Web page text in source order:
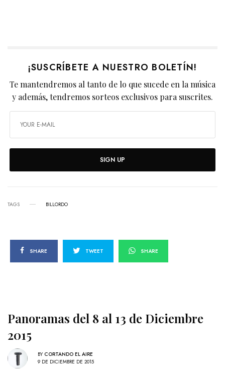
¡SUSCRÍBETE A NUESTRO BOLETÍN!
Te mantendremos al tanto de lo que sucede en la música
y además, tendremos sorteos exclusivos para suscrites.
SIGN UP
TAGS BILLORDO
SHARE TWEET SHARE
Panoramas del 8 al 13 de Diciembre
2015
BY CORTANDO EL AIRE
9 DE DICIEMBRE DE 2015